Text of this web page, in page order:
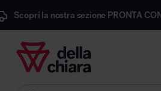
sezione PRONTA CONSEGNA: